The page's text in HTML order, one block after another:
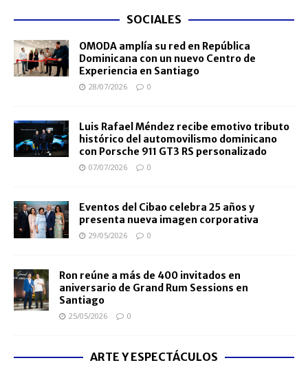
SOCIALES
OMODA amplía su red en República
Dominicana con un nuevo Centro de
Experiencia en Santiago
28/07/2026 0
Luis Rafael Méndez recibe emotivo tributo
histórico del automovilismo dominicano
con Porsche 911 GT3 RS personalizado
07/07/2026 0
Eventos del Cibao celebra 25 años y
presenta nueva imagen corporativa
29/05/2026 0
Ron reúne a más de 400 invitados en
aniversario de Grand Rum Sessions en
Santiago
25/05/2026 0
ARTE Y ESPECTÁCULOS